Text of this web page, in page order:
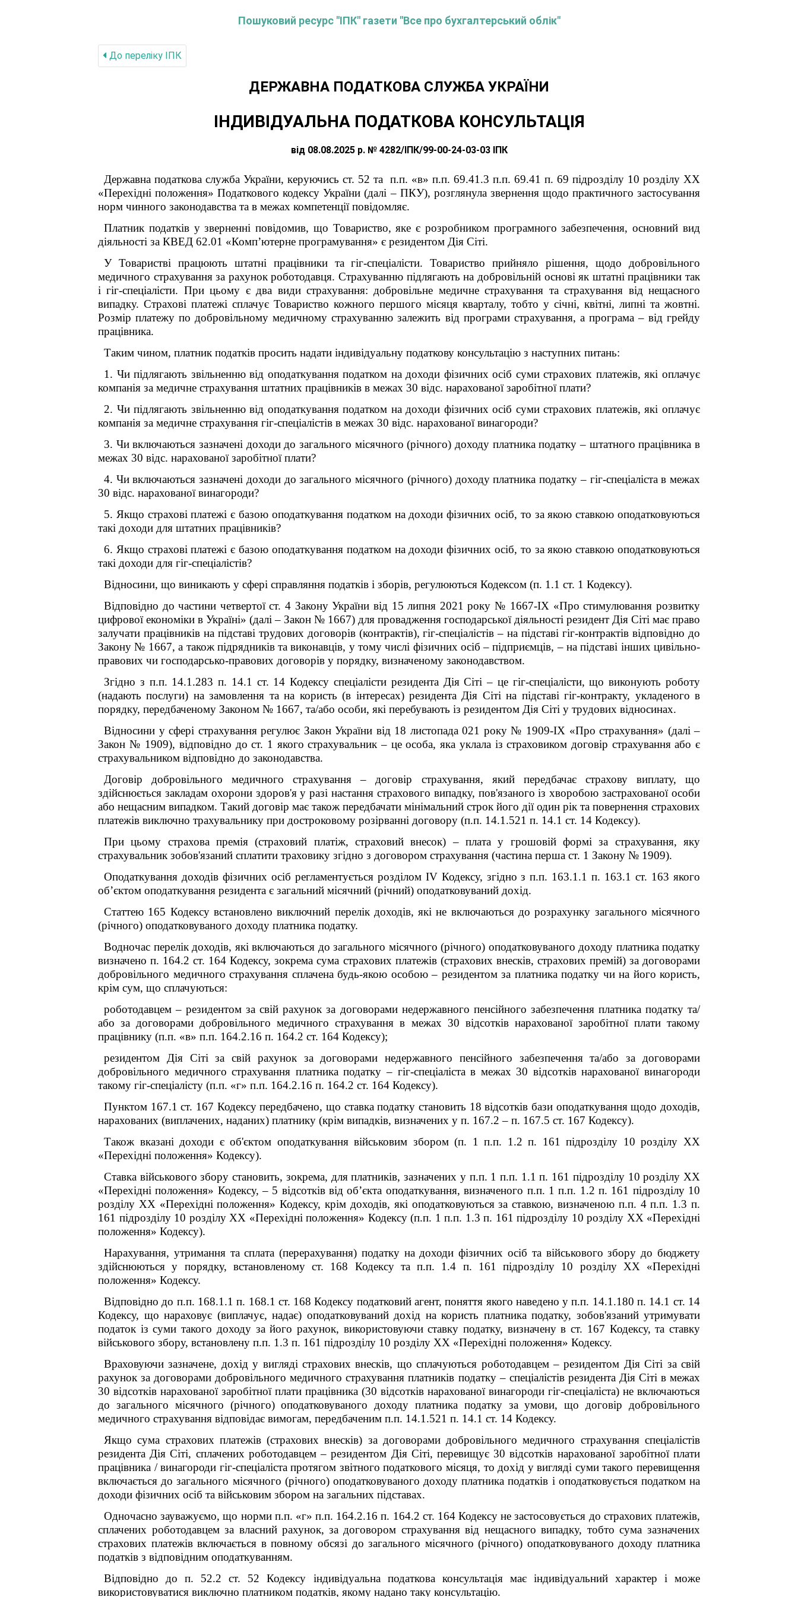
Пошуковий ресурс "ІПК" газети "Все про бухгалтерський облік"
До переліку IПК
ДЕРЖАВНА ПОДАТКОВА СЛУЖБА УКРАЇНИ
ІНДИВІДУАЛЬНА ПОДАТКОВА КОНСУЛЬТАЦІЯ
від 08.08.2025 р. № 4282/ІПК/99-00-24-03-03 ІПК
Державна податкова служба України, керуючись ст. 52 та п.п. «в» п.п. 69.41.3 п.п. 69.41 п. 69 підрозділу 10 розділу XX
«Перехідні положення» Податкового кодексу України (далі – ПКУ), розглянула звернення щодо практичного застосування
норм чинного законодавства та в межах компетенції повідомляє.
Платник податків у зверненні повідомив, що Товариство, яке є розробником програмного забезпечення, основний вид
діяльності за КВЕД 62.01 «Комп’ютерне програмування» є резидентом Дія Сіті.
У Товаристві працюють штатні працівники та гіг-спеціалісти. Товариство прийняло рішення, щодо добровільного
медичного страхування за рахунок роботодавця. Страхуванню підлягають на добровільній основі як штатні працівники так
і гіг-спеціалісти. При цьому є два види страхування: добровільне медичне страхування та страхування від нещасного
випадку. Страхові платежі сплачує Товариство кожного першого місяця кварталу, тобто у січні, квітні, липні та жовтні.
Розмір платежу по добровільному медичному страхуванню залежить від програми страхування, а програма – від грейду
працівника.
Таким чином, платник податків просить надати індивідуальну податкову консультацію з наступних питань:
1. Чи підлягають звільненню від оподаткування податком на доходи фізичних осіб суми страхових платежів, які оплачує
компанія за медичне страхування штатних працівників в межах 30 відс. нарахованої заробітної плати?
2. Чи підлягають звільненню від оподаткування податком на доходи фізичних осіб суми страхових платежів, які оплачує
компанія за медичне страхування гіг-спеціалістів в межах 30 відс. нарахованої винагороди?
3. Чи включаються зазначені доходи до загального місячного (річного) доходу платника податку – штатного працівника в
межах 30 відс. нарахованої заробітної плати?
4. Чи включаються зазначені доходи до загального місячного (річного) доходу платника податку – гіг-спеціаліста в межах
30 відс. нарахованої винагороди?
5. Якщо страхові платежі є базою оподаткування податком на доходи фізичних осіб, то за якою ставкою оподатковуються
такі доходи для штатних працівників?
6. Якщо страхові платежі є базою оподаткування податком на доходи фізичних осіб, то за якою ставкою оподатковуються
такі доходи для гіг-спеціалістів?
Відносини, що виникають у сфері справляння податків і зборів, регулюються Кодексом (п. 1.1 ст. 1 Кодексу).
Відповідно до частини четвертої ст. 4 Закону України від 15 липня 2021 року № 1667-IX «Про стимулювання розвитку
цифрової економіки в Україні» (далі – Закон № 1667) для провадження господарської діяльності резидент Дія Сіті має право
залучати працівників на підставі трудових договорів (контрактів), гіг-спеціалістів – на підставі гіг-контрактів відповідно до
Закону № 1667, а також підрядників та виконавців, у тому числі фізичних осіб – підприємців, – на підставі інших цивільно-
правових чи господарсько-правових договорів у порядку, визначеному законодавством.
Згідно з п.п. 14.1.283 п. 14.1 ст. 14 Кодексу спеціалісти резидента Дія Сіті – це гіг-спеціалісти, що виконують роботу
(надають послуги) на замовлення та на користь (в інтересах) резидента Дія Сіті на підставі гіг-контракту, укладеного в
порядку, передбаченому Законом № 1667, та/або особи, які перебувають із резидентом Дія Сіті у трудових відносинах.
Відносини у сфері страхування регулює Закон України від 18 листопада 021 року № 1909-IX «Про страхування» (далі –
Закон № 1909), відповідно до ст. 1 якого страхувальник – це особа, яка уклала із страховиком договір страхування або є
страхувальником відповідно до законодавства.
Договір добровільного медичного страхування – договір страхування, який передбачає страхову виплату, що
здійснюється закладам охорони здоров'я у разі настання страхового випадку, пов'язаного із хворобою застрахованої особи
або нещасним випадком. Такий договір має також передбачати мінімальний строк його дії один рік та повернення страхових
платежів виключно трахувальнику при достроковому розірванні договору (п.п. 14.1.521 п. 14.1 ст. 14 Кодексу).
При цьому страхова премія (страховий платіж, страховий внесок) – плата у грошовій формі за страхування, яку
страхувальник зобов'язаний сплатити траховику згідно з договором страхування (частина перша ст. 1 Закону № 1909).
Оподаткування доходів фізичних осіб регламентується розділом IV Кодексу, згідно з п.п. 163.1.1 п. 163.1 ст. 163 якого
об’єктом оподаткування резидента є загальний місячний (річний) оподатковуваний дохід.
Статтею 165 Кодексу встановлено виключний перелік доходів, які не включаються до розрахунку загального місячного
(річного) оподатковуваного доходу платника податку.
Водночас перелік доходів, які включаються до загального місячного (річного) оподатковуваного доходу платника податку
визначено п. 164.2 ст. 164 Кодексу, зокрема сума страхових платежів (страхових внесків, страхових премій) за договорами
добровільного медичного страхування сплачена будь-якою особою – резидентом за платника податку чи на його користь,
крім сум, що сплачуються:
роботодавцем – резидентом за свій рахунок за договорами недержавного пенсійного забезпечення платника податку та/
або за договорами добровільного медичного страхування в межах 30 відсотків нарахованої заробітної плати такому
працівнику (п.п. «в» п.п. 164.2.16 п. 164.2 ст. 164 Кодексу);
резидентом Дія Сіті за свій рахунок за договорами недержавного пенсійного забезпечення та/або за договорами
добровільного медичного страхування платника податку – гіг-спеціаліста в межах 30 відсотків нарахованої винагороди
такому гіг-спеціалісту (п.п. «г» п.п. 164.2.16 п. 164.2 ст. 164 Кодексу).
Пунктом 167.1 ст. 167 Кодексу передбачено, що ставка податку становить 18 відсотків бази оподаткування щодо доходів,
нарахованих (виплачених, наданих) платнику (крім випадків, визначених у п. 167.2 – п. 167.5 ст. 167 Кодексу).
Також вказані доходи є об'єктом оподаткування військовим збором (п. 1 п.п. 1.2 п. 161
підрозділу 10 розділу XX
«Перехідні положення» Кодексу).
Ставка військового збору становить, зокрема, для платників, зазначених у п.п. 1 п.п. 1.1 п. 161 підрозділу 10 розділу XX
«Перехідні положення» Кодексу, – 5 відсотків від об’єкта оподаткування, визначеного п.п. 1 п.п. 1.2 п. 161 підрозділу 10
розділу XX «Перехідні положення» Кодексу, крім доходів, які оподатковуються за ставкою, визначеною п.п. 4 п.п. 1.3 п.
161 підрозділу 10 розділу XX «Перехідні положення» Кодексу (п.п. 1 п.п. 1.3 п. 161 підрозділу 10 розділу XX «Перехідні
положення» Кодексу).
Нарахування, утримання та сплата (перерахування) податку на доходи фізичних осіб та військового збору до бюджету
здійснюються у порядку, встановленому ст. 168 Кодексу та п.п. 1.4 п. 161
підрозділу 10 розділу XX «Перехідні
положення» Кодексу.
Відповідно до п.п. 168.1.1 п. 168.1 ст. 168 Кодексу податковий агент, поняття якого наведено у п.п. 14.1.180 п. 14.1 ст. 14
Кодексу, що нараховує (виплачує, надає) оподатковуваний дохід на користь платника податку, зобов'язаний утримувати
податок із суми такого доходу за його рахунок, використовуючи ставку податку, визначену в ст. 167 Кодексу, та ставку
військового збору, встановлену п.п. 1.3 п. 161 підрозділу 10 розділу XX «Перехідні положення» Кодексу.
Враховуючи зазначене, дохід у вигляді страхових внесків, що сплачуються роботодавцем – резидентом Дія Сіті за свій
рахунок за договорами добровільного медичного страхування платників податку – спеціалістів резидента Дія Сіті в межах
30 відсотків нарахованої заробітної плати працівника (30 відсотків нарахованої винагороди гіг-спеціаліста) не включаються
до загального місячного (річного) оподатковуваного доходу платника податку за умови, що договір добровільного
медичного страхування відповідає вимогам, передбаченим п.п. 14.1.521 п. 14.1 ст. 14 Кодексу.
Якщо сума страхових платежів (страхових внесків) за договорами добровільного медичного страхування спеціалістів
резидента Дія Сіті, сплачених роботодавцем – резидентом Дія Сіті, перевищує 30 відсотків нарахованої заробітної плати
працівника / винагороди гіг-спеціаліста протягом звітного податкового місяця, то дохід у вигляді суми такого перевищення
включається до загального місячного (річного) оподатковуваного доходу платника податків і оподатковується податком на
доходи фізичних осіб та військовим збором на загальних підставах.
Одночасно зауважуємо, що норми п.п. «г» п.п. 164.2.16 п. 164.2 ст. 164 Кодексу не застосовується до страхових платежів,
сплачених роботодавцем за власний рахунок, за договором страхування від нещасного випадку, тобто сума зазначених
страхових платежів включається в повному обсязі до загального місячного (річного) оподатковуваного доходу платника
податків з відповідним оподаткуванням.
Відповідно до п. 52.2 ст. 52 Кодексу індивідуальна податкова консультація має індивідуальний характер і може
використовуватися виключно платником податків, якому надано таку консультацію.